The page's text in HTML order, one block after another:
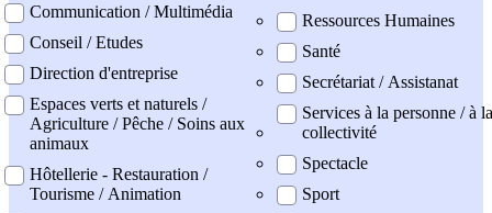
Communication / Multimédia
Conseil / Etudes
Direction d'entreprise
Espaces verts et naturels /
Agriculture / Pêche / Soins aux
animaux
Hôtellerie - Restauration /
Tourisme / Animation
Ressources Humaines
Santé
Secrétariat / Assistanat
Services à la personne / à la
collectivité
Spectacle
Sport